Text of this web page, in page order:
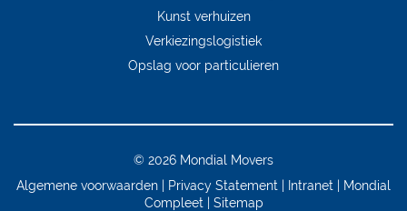
Kunst verhuizen
Verkiezingslogistiek
Opslag voor particulieren
© 2026 Mondial Movers
Algemene voorwaarden Privacy Statement Intranet
Mondial
Compleet
Sitemap